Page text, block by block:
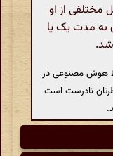
مختلفی از او
به مدت یک یا
شد.
هوش مصنوعی در
نادرست است